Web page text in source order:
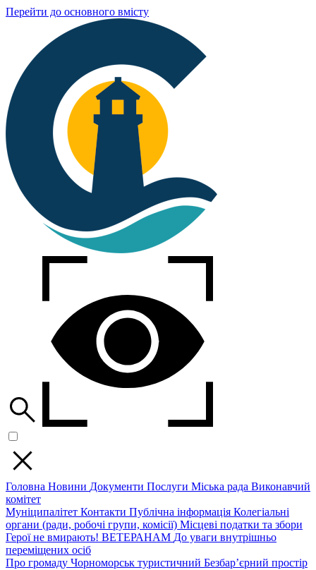
Перейти до основного вмісту
Головна Новини Документи Послуги Міська рада Виконавчий
комітет
Муніципалітет Контакти Публічна інформація Колегіальні
органи (ради, робочі групи, комісії) Місцеві податки та збори
Герої не вмирають! ВЕТЕРАНАМ До уваги внутрішньо
переміщених осіб
Про громаду Чорноморськ туристичний Безбар’єрний простір